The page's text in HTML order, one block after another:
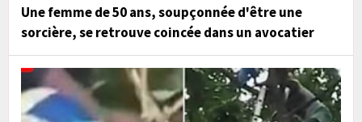
Une femme de 50 ans, soupçonnée d'être une
sorcière, se retrouve coincée dans un avocatier